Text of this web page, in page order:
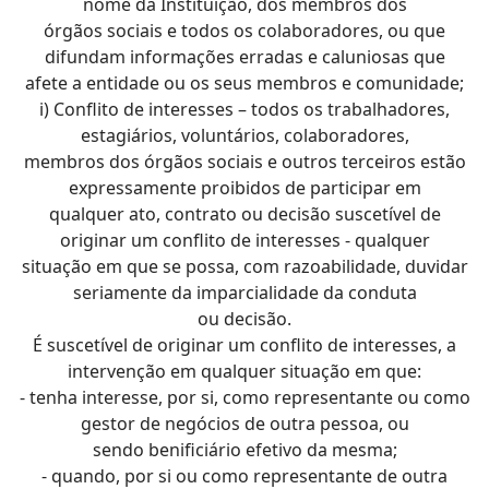
órgãos sociais e todos os colaboradores, ou que
difundam informações erradas e caluniosas que
afete a entidade ou os seus membros e comunidade;
i) Conflito de interesses – todos os trabalhadores,
estagiários, voluntários, colaboradores,
membros dos órgãos sociais e outros terceiros estão
expressamente proibidos de participar em
qualquer ato, contrato ou decisão suscetível de
originar um conflito de interesses - qualquer
situação em que se possa, com razoabilidade, duvidar
seriamente da imparcialidade da conduta
ou decisão.
É suscetível de originar um conflito de interesses, a
intervenção em qualquer situação em que:
- tenha interesse, por si, como representante ou como
gestor de negócios de outra pessoa, ou
sendo benificiário efetivo da mesma;
- quando, por si ou como representante de outra